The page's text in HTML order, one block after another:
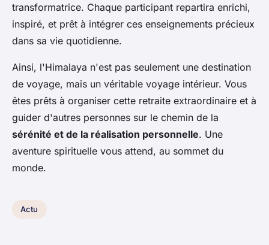
transformatrice. Chaque participant repartira enrichi,
inspiré, et prêt à intégrer ces enseignements précieux
dans sa vie quotidienne.
Ainsi, l'Himalaya n'est pas seulement une destination
de voyage, mais un véritable voyage intérieur. Vous
êtes prêts à organiser cette retraite extraordinaire et à
guider d'autres personnes sur le chemin de la
sérénité et de la réalisation personnelle. Une
aventure spirituelle vous attend, au sommet du
monde.
Actu